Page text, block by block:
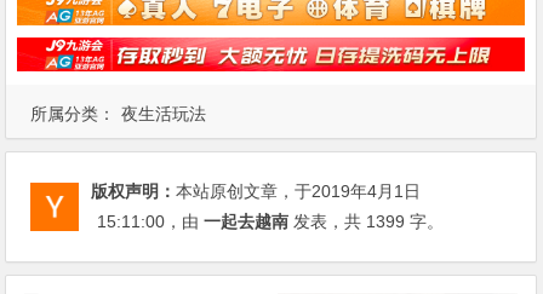
所属分类： 夜生活玩法
版权声明：本站原创文章，于2019年4月1日
15:11:00 ，由一起去越南 发表，共 1399 字。